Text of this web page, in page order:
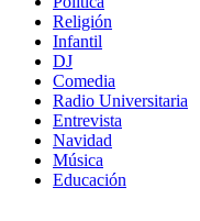
Religión
Infantil
DJ
Comedia
Radio Universitaria
Entrevista
Navidad
Música
Educación